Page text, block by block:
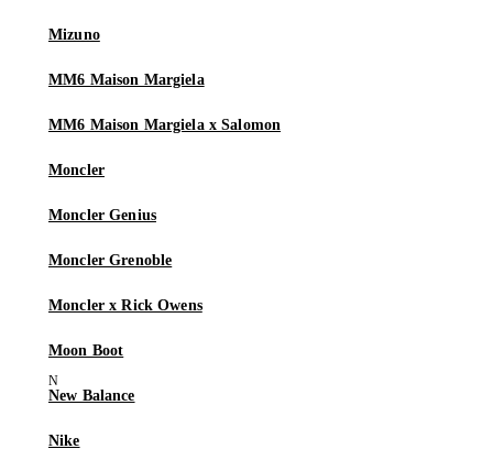
Mizuno
MM6 Maison Margiela
MM6 Maison Margiela x Salomon
Moncler
Moncler Genius
Moncler Grenoble
Moncler x Rick Owens
Moon Boot
New Balance
Nike